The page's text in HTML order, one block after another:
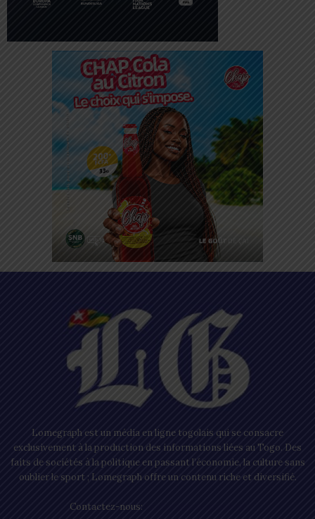
Lomegraph est un média en ligne togolais qui se consacre
exclusivement à la production des informations liées au Togo. Des
faits de sociétés à la politique en passant l’économie, la culture sans
oublier le sport ; Lomegraph offre un contenu riche et diversifié.
Contactez-nous: